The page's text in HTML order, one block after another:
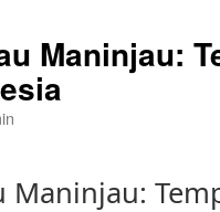
Maninjau:
Maninjau: